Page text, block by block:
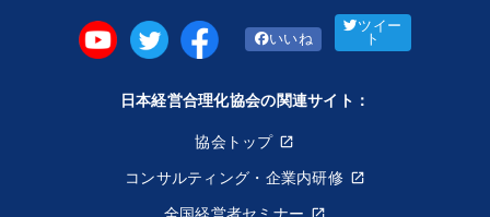
いいね
ツイー
ト
日本経営合理化協会の関連サイト：
協会トップ
コンサルティング・企業内研修
全国経営者セミナー